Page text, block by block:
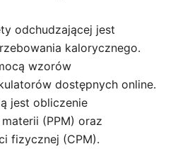
odchudzającej jest
kalorycznego.
wzorów
dostępnych online.
jest obliczenie
(PPM) oraz
fizycznej (CPM).